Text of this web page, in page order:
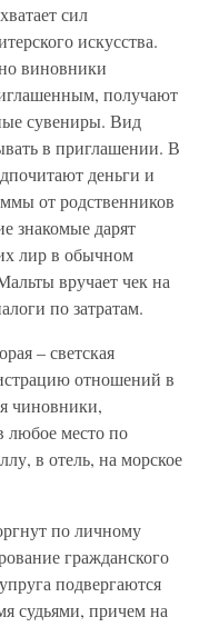
сил
искусства.
виновники
получают
сувениры. Вид
в приглашении. В
деньги и
от родственников
знакомые дарят
лир в обычном
вручает чек на
по затратам.
– светская
отношений в
чиновники,
любое место по
в отель, на морское
по личному
гражданского
подвергаются
судьями, причем на